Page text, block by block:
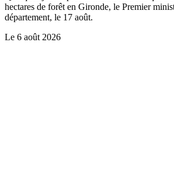
hectares de forêt en Gironde, le Premier
département, le 17 août.
Le 6 août 2026